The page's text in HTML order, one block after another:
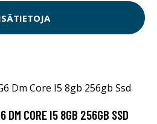
DM CORE I5 8GB 256GB SSD